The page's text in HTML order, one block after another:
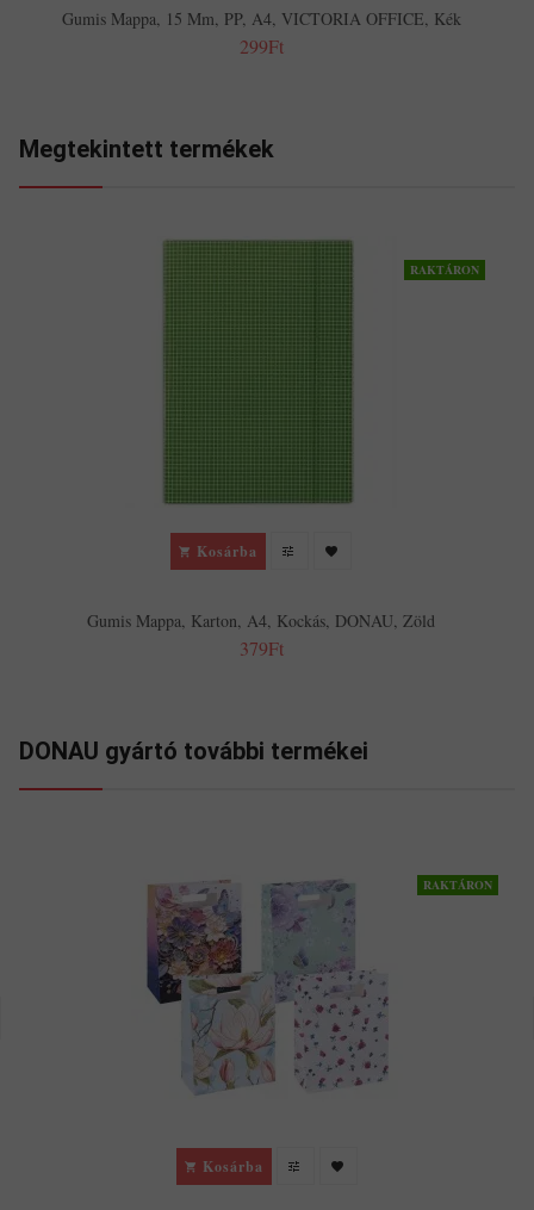
Gumis Mappa, 15 Mm, PP, A4, VICTORIA OFFICE, Kék
299Ft
Megtekintett termékek
RAKTÁRON
Kosárba
Gumis Mappa, Karton, A4, Kockás, DONAU, Zöld
379Ft
DONAU gyártó további termékei
RAKTÁRON
Kosárba